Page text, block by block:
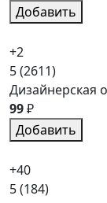
Добавить
+2
5(2611)
Дизайнерская
99₽
Добавить
+40
5(184)